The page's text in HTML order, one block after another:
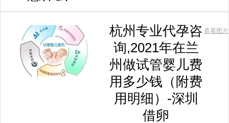
杭州专业代孕咨
询,2021年在兰
州做试管婴儿费
用多少钱（附费
用明细）-深圳
借卵
查看图片